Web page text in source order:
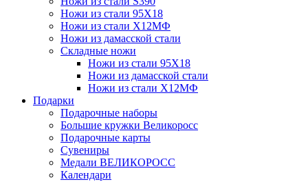
Ножи из стали 95X18
Ножи из стали Х12МФ
Ножи из дамасской стали
Складные ножи
Ножи из стали 95X18
Ножи из дамасской стали
Ножи из стали Х12МФ
Подарки
Подарочные наборы
Большие кружки Великоросс
Подарочные карты
Сувениры
Медали ВЕЛИКОРОСС
Календари